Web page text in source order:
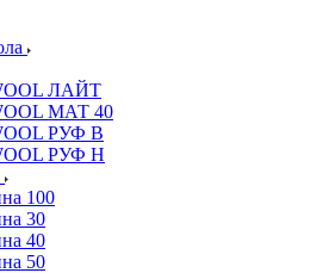
ЛАЙТ
МАТ 40
РУФ В
РУФ Н
100
30
40
50